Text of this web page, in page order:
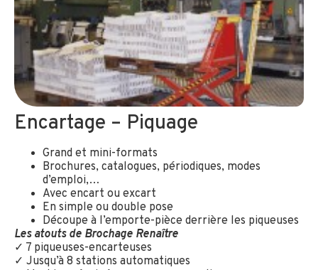
Encartage – Piquage
Grand et mini-formats
Brochures, catalogues, périodiques, modes
d’emploi,…
Avec encart ou excart
En simple ou double pose
Découpe à l’emporte-pièce derrière les piqueuses
Les atouts de Brochage Renaître
✓ 7 piqueuses-encarteuses
✓ Jusqu’à 8 stations automatiques